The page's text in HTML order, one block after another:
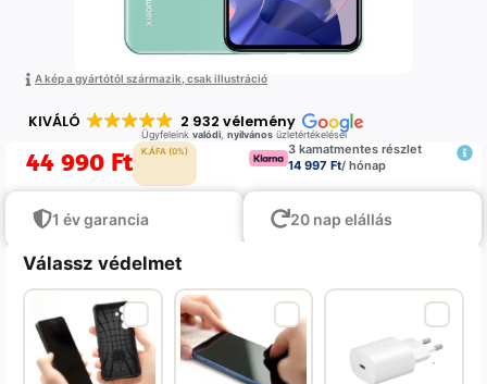
A kép a gyártótól származik, csak illustráció
KIVÁLÓ 2 932 vélemény
Ügyfeleink valódi, nyilvánosüzletértékelései
44 990 Ft K.ÁFA (0%)
3 kamatmentes részlet
14 997 Ft/ hónap
1 év garancia 20 nap elállás
Válassz védelmet